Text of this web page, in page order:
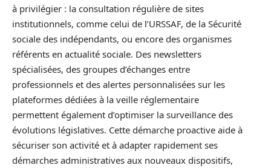
à privilégier : la consultation régulière de sites
institutionnels, comme celui de l’URSSAF, de la Sécurité
sociale des indépendants, ou encore des organismes
référents en actualité sociale. Des newsletters
spécialisées, des groupes d’échanges entre
professionnels et des alertes personnalisées sur les
plateformes dédiées à la veille réglementaire
permettent également d’optimiser la surveillance des
évolutions législatives. Cette démarche proactive aide à
sécuriser son activité et à adapter rapidement ses
démarches administratives aux nouveaux dispositifs,